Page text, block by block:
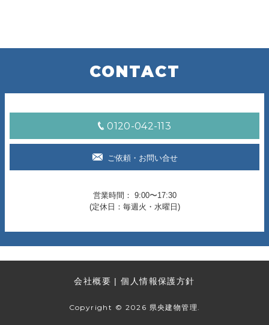
CONTACT
0120-042-113
ご依頼・お問い合せ
営業時間： 9:00〜17:30
(定休日：毎週火・水曜日)
会社概要 個人情報保護方針
Copyright © 2026 県央建物管理.